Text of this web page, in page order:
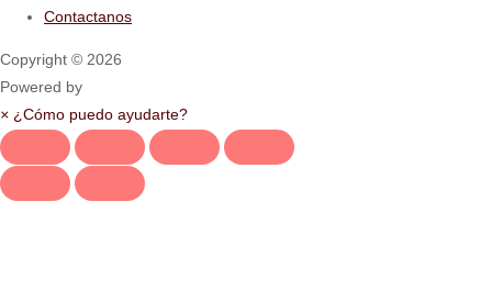
Contactanos
Copyright © 2026
Powered by
× ¿Cómo puedo ayudarte?